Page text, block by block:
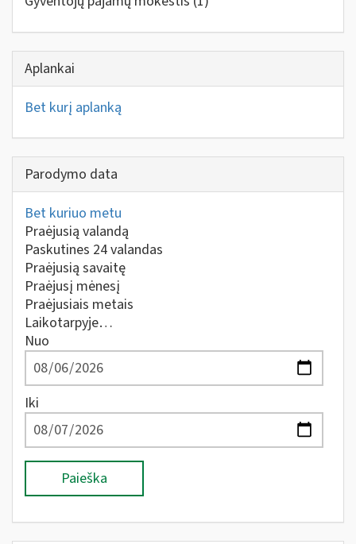
Aplankai
Bet kurį aplanką
Parodymo data
Bet kuriuo metu
Praėjusią valandą
Paskutines 24 valandas
Praėjusią savaitę
Praėjusį mėnesį
Praėjusiais metais
Laikotarpyje…
Nuo
Iki
Paieška